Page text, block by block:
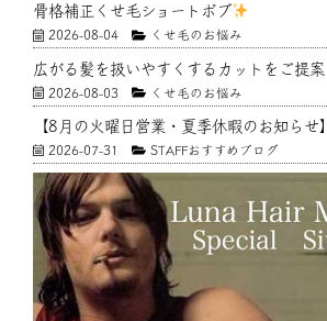
骨格補正くせ毛ショートボブ
2026-08-04 くせ毛のお悩み
広がる髪を扱いやすくするカットをご提案
2026-08-03 くせ毛のお悩み
【8月の火曜日営業・夏季休暇のお知らせ】
2026-07-31 STAFFおすすめブログ